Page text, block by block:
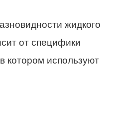
жидкого
от специфики
котором используют